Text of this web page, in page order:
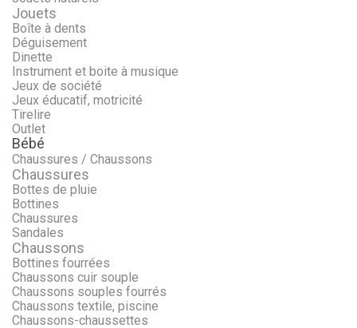
Jouets
Boîte à dents
Déguisement
Dinette
Instrument et boite à musique
Jeux de société
Jeux éducatif, motricité
Tirelire
Outlet
Bébé
Chaussures / Chaussons
Chaussures
Bottes de pluie
Bottines
Chaussures
Sandales
Chaussons
Bottines fourrées
Chaussons cuir souple
Chaussons souples fourrés
Chaussons textile, piscine
Chaussons-chaussettes